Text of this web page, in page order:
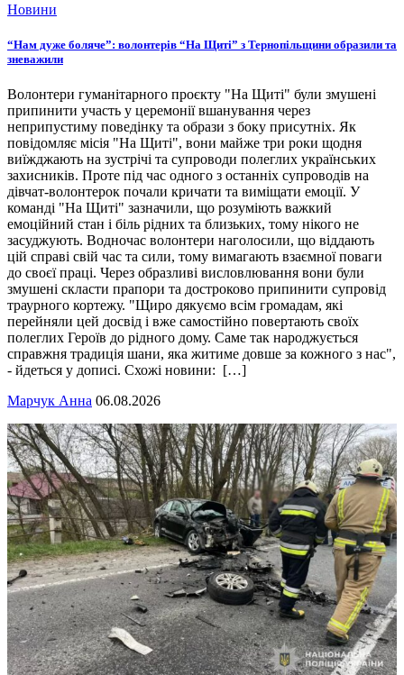
Новини
“Нам дуже боляче”: волонтерів “На Щиті” з Тернопільщини образили та
зневажили
Волонтери гуманітарного проєкту "На Щиті" були змушені
припинити участь у церемонії вшанування через
неприпустиму поведінку та образи з боку присутніх. Як
повідомляє місія "На Щиті", вони майже три роки щодня
виїжджають на зустрічі та супроводи полеглих українських
захисників. Проте під час одного з останніх супроводів на
дівчат-волонтерок почали кричати та виміщати емоції. У
команді "На Щиті" зазначили, що розуміють важкий
емоційний стан і біль рідних та близьких, тому нікого не
засуджують. Водночас волонтери наголосили, що віддають
цій справі свій час та сили, тому вимагають взаємної поваги
до своєї праці. Через образливі висловлювання вони були
змушені скласти прапори та достроково припинити супровід
траурного кортежу. "Щиро дякуємо всім громадам, які
перейняли цей досвід і вже самостійно повертають своїх
полеглих Героїв до рідного дому. Саме так народжується
справжня традиція шани, яка житиме довше за кожного з нас",
- йдеться у дописі. Схожі новини: […]
Марчук Анна 06.08.2026